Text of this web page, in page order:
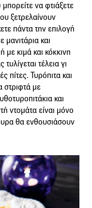
να φτιάξετε
ξετρελαίνουν
πάντα την επιλογή
και
με κιμά και κόκκινη
τέλεια γι
πίτες. Τυρόπιτα και
στριφτά με
και
ντομάτα είναι μόνο
θα ενθουσιάσουν